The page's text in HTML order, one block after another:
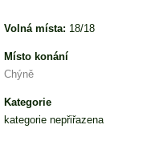
Volná místa: 18/18
Místo konání
Chýně
Kategorie
kategorie nepřiřazena